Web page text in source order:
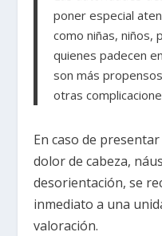
poner especial
como niñas, niños,
quienes padecen
son más
otras
En caso de
dolor de cabeza,
desorientación, se
inmediato a una
valoración.